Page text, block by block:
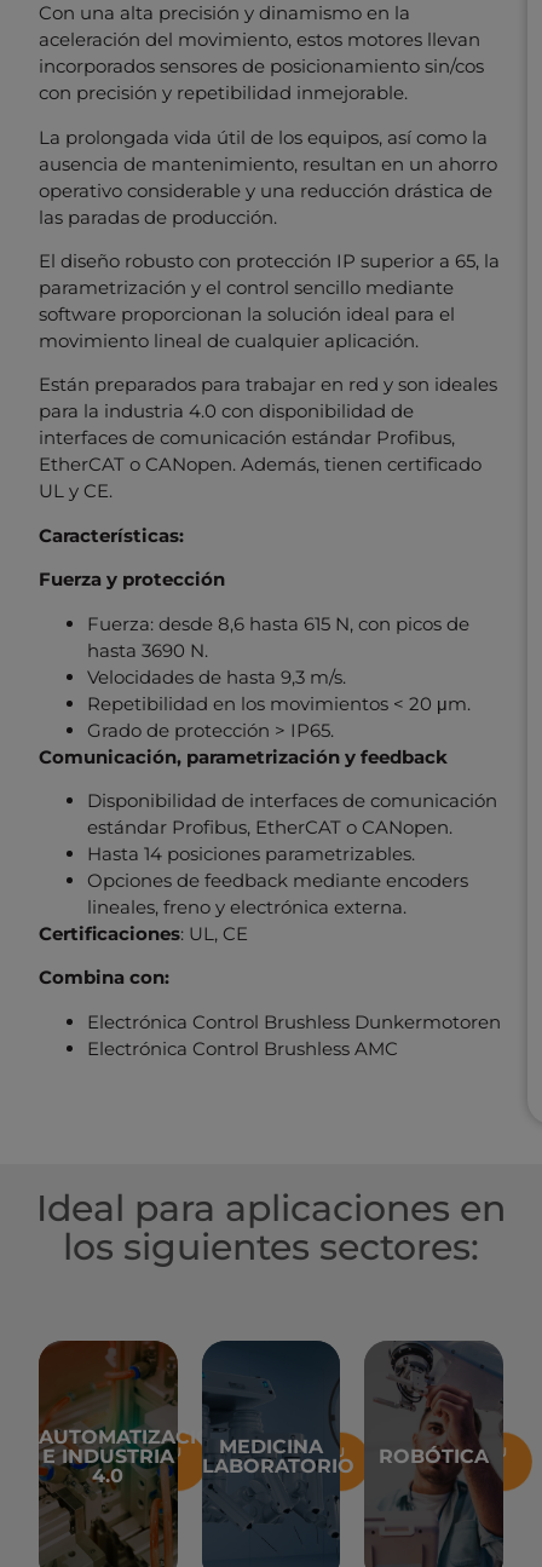
Con una alta precisión y dinamismo en la
aceleración del movimiento, estos motores llevan
incorporados sensores de posicionamiento sin/cos
con precisión y repetibilidad inmejorable.
La prolongada vida útil de los equipos, así como la
ausencia de mantenimiento, resultan en un ahorro
operativo considerable y una reducción drástica de
las paradas de producción.
El diseño robusto con protección IP superior a 65, la
parametrización y el control sencillo mediante
software proporcionan la solución ideal para el
movimiento lineal de cualquier aplicación.
Están preparados para trabajar en red y son ideales
para la industria 4.0 con disponibilidad de
interfaces de comunicación estándar Profibus,
EtherCAT o CANopen. Además, tienen certificado
UL y CE.
Características:
Fuerza y protección
Fuerza: desde 8,6 hasta 615 N, con picos de
hasta 3690 N.
Velocidades de hasta 9,3 m/s.
Repetibilidad en los movimientos < 20 μm.
Grado de protección > IP65.
Comunicación, parametrización y feedback
Disponibilidad de interfaces de comunicación
estándar Profibus, EtherCAT o CANopen.
Hasta 14 posiciones parametrizables.
Opciones de feedback mediante encoders
lineales, freno y electrónica externa.
Certificaciones: UL, CE
Combina con:
Electrónica Control Brushless Dunkermotoren
Electrónica Control Brushless AMC
Ideal para aplicaciones en
los siguientes sectores:
AUTOMATIZACIÓN
E INDUSTRIA
4.0
+ Más
información
MEDICINA
LABORATORIO
+ Más
información ROBÓTICA
+ Más
información